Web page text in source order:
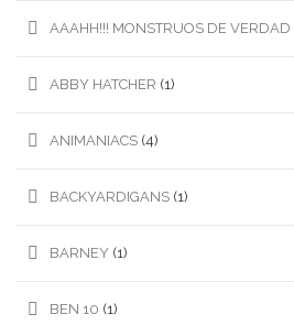
AAAHH!!! MONSTRUOS DE VERDAD
ABBY HATCHER (1)
ANIMANIACS (4)
BACKYARDIGANS (1)
BARNEY (1)
BEN 10 (1)